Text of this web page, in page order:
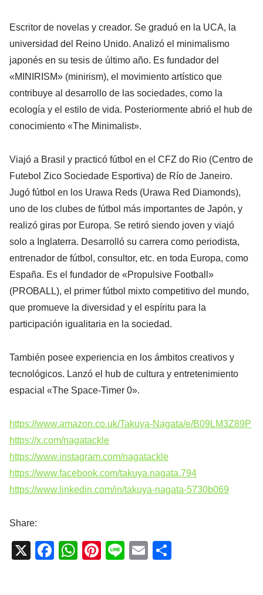
Escritor de novelas y creador. Se graduó en la UCA, la
universidad del Reino Unido. Analizó el minimalismo
japonés en su tesis de último año. Es fundador del
«MINIRISM» (minirism), el movimiento artístico que
contribuye al desarrollo de las sociedades, como la
ecología y el estilo de vida. Posteriormente abrió el hub de
conocimiento «The Minimalist».
Viajó a Brasil y practicó fútbol en el CFZ do Rio (Centro de
Futebol Zico Sociedade Esportiva) de Río de Janeiro.
Jugó fútbol en los Urawa Reds (Urawa Red Diamonds),
uno de los clubes de fútbol más importantes de Japón, y
realizó giras por Europa. Se retiró siendo joven y viajó
solo a Inglaterra. Desarrolló su carrera como periodista,
entrenador de fútbol, consultor, etc. en toda Europa, como
España. Es el fundador de «Propulsive Football»
(PROBALL), el primer fútbol mixto competitivo del mundo,
que promueve la diversidad y el espíritu para la
participación igualitaria en la sociedad.
También posee experiencia en los ámbitos creativos y
tecnológicos. Lanzó el hub de cultura y entretenimiento
espacial «The Space-Timer 0».
https://www.amazon.co.uk/Takuya-Nagata/e/B09LM3Z89P
https://x.com/nagatackle
https://www.instagram.com/nagatackle
https://www.facebook.com/takuya.nagata.794
https://www.linkedin.com/in/takuya-nagata-5730b069
Share:
X
F
W Pi Li
E